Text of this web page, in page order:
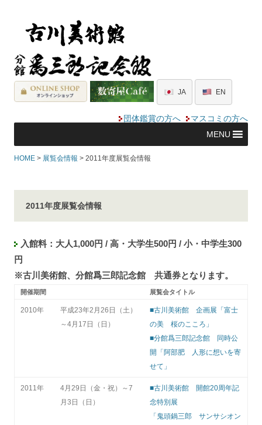
JA EN
団体鑑賞の方へ
マスコミの方へ
MENU
HOME > 展覧会情報 > 2011年度展覧会情報
2011年度展覧会情報
入館料：大人1,000円 / 高・大学生500円 / 小・中学生300
円
※古川美術館、分館爲三郎記念館 共通券となります。
開催期間 展覧会タイトル
2010年
平成23年2月26日（土）
～4月17日（日）
■古川美術館 企画展「富士
の美 桜のこころ」
■分館爲三郎記念館 同時公
開「阿部肥 人形に想いを寄
せて」
2011年
4月29日（金・祝）～7
月3日（日）
■古川美術館 開館20周年記
念特別展
「鬼頭鍋三郎 サンサシオン